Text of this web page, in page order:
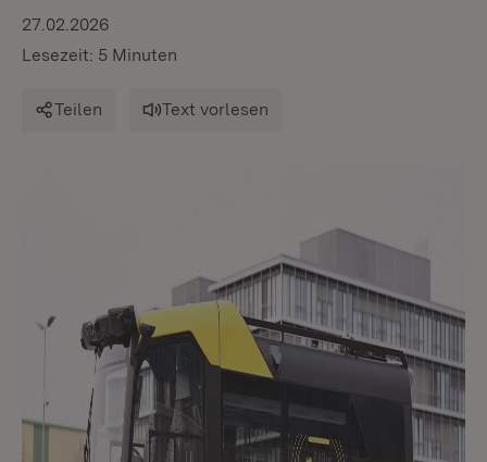
27.02.2026
Lesezeit: 5 Minuten
Teilen Text vorlesen